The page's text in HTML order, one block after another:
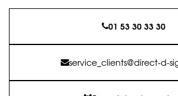
01 53 30 33 30
service_clients@direct-d-